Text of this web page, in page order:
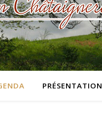
PRÉSENTATION